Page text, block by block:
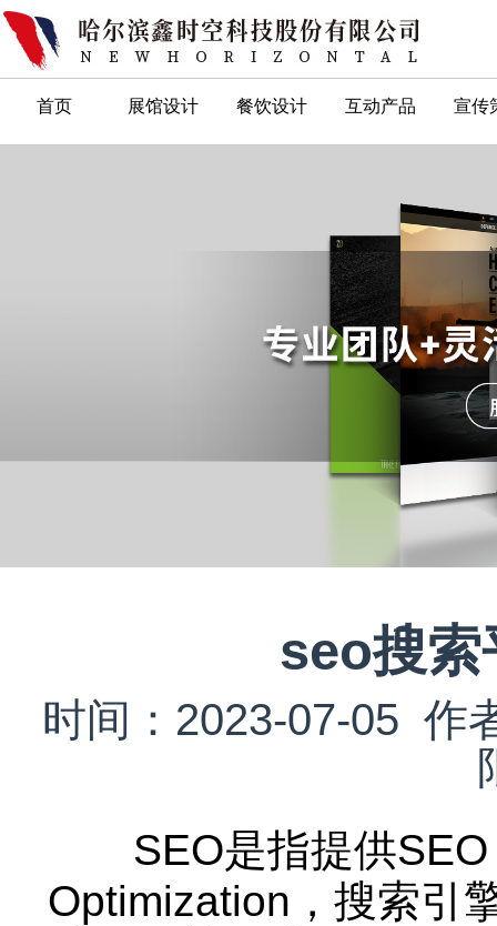
首页 展馆设计 餐饮设计 互动产品 宣传
seo搜索
时间：2023-07-05 作
SEO是指提供SEO
Optimization，搜索引